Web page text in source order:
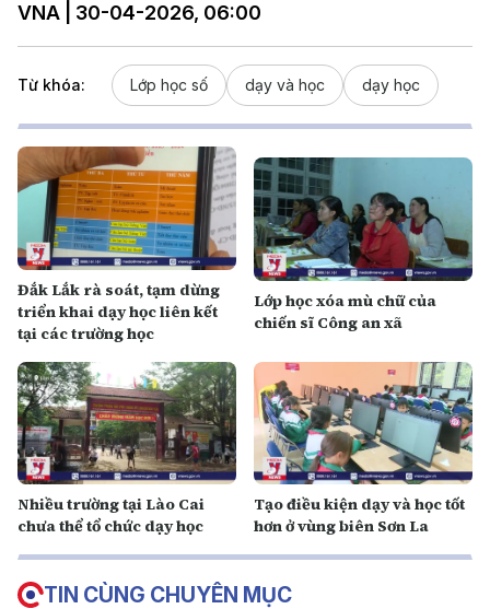
VNA | 30-04-2026, 06:00
Từ khóa: Lớp học số dạy và học dạy học
Đắk Lắk rà soát, tạm dừng
triển khai dạy học liên kết
tại các trường học
Lớp học xóa mù chữ của
chiến sĩ Công an xã
Nhiều trường tại Lào Cai
chưa thể tổ chức dạy học
Tạo điều kiện dạy và học tốt
hơn ở vùng biên Sơn La
TIN CÙNG CHUYÊN MỤC